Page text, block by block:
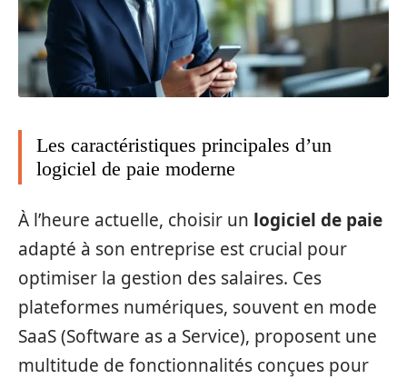
Les caractéristiques principales d’un
logiciel de paie moderne
À l’heure actuelle, choisir un logiciel de paie
adapté à son entreprise est crucial pour
optimiser la gestion des salaires. Ces
plateformes numériques, souvent en mode
SaaS (Software as a Service), proposent une
multitude de fonctionnalités conçues pour